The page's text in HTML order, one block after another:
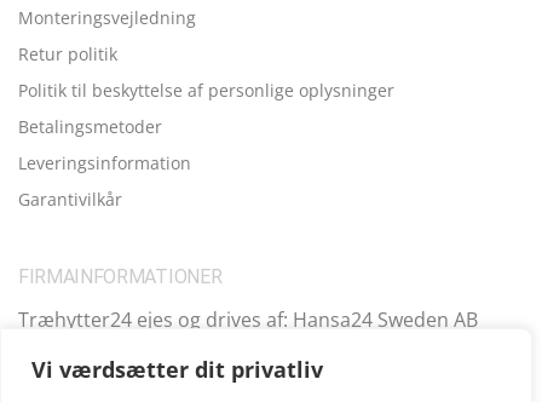
Vi værdsætter dit privatliv
Monteringsvejledning
Retur politik
Politik til beskyttelse af personlige oplysninger
Betalingsmetoder
Leveringsinformation
Garantivilkår
FIRMAINFORMATIONER
Træhytter24 ejes og drives af: Hansa24 Sweden AB
Kungsbro Strand 29, 112 26 Stockholm, Sverige.